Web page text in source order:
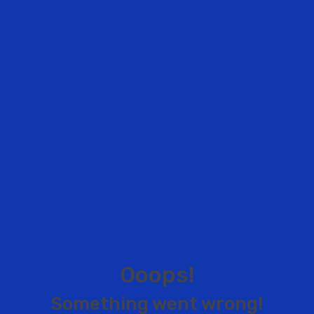
Ooops!
Something went wrong!